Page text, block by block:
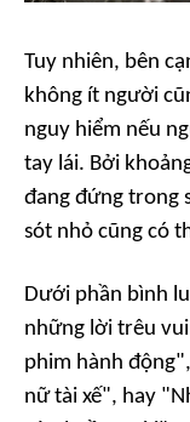
Tuy nhiên, bên
không ít người
nguy hiểm nếu
tay lái. Bởi
đang đứng trong
sót nhỏ cũng có
Dưới phần bình
những lời trêu
phim hành
nữ tài xế", hay